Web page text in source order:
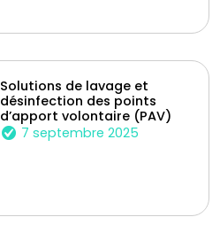
Solutions de lavage et
désinfection des points
d’apport volontaire (PAV)
7 septembre 2025